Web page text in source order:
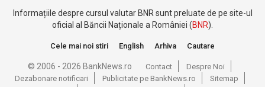
Informațiile despre cursul valutar BNR sunt preluate de pe site-ul
oficial al Băncii Naționale a României (BNR).
Cele mai noi stiri English Arhiva Cautare
© 2006 - 2026 BankNews.ro Contact
Despre Noi
Dezabonare notificari
Publicitate pe BankNews.ro
Sitemap